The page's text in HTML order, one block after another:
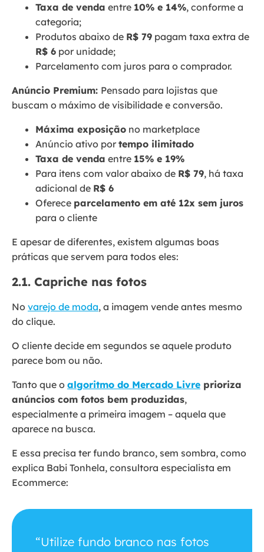
Taxa de venda entre 10% e 14%, conforme a
categoria;
Produtos abaixo de R$ 79 pagam taxa extra de
R$ 6 por unidade;
Parcelamento com juros para o comprador.
Anúncio Premium: Pensado para lojistas que
buscam o máximo de visibilidade e conversão.
Máxima exposição no marketplace
Anúncio ativo por tempo ilimitado
Taxa de venda entre 15% e 19%
Para itens com valor abaixo de R$ 79, há taxa
adicional de R$ 6
Oferece parcelamento em até 12x sem juros
para o cliente
E apesar de diferentes, existem algumas boas
práticas que servem para todos eles:
2.1. Capriche nas fotos
No varejo de moda, a imagem vende antes mesmo
do clique.
O cliente decide em segundos se aquele produto
parece bom ou não.
Tanto que o algoritmo do Mercado Livre prioriza
anúncios com fotos bem produzidas,
especialmente a primeira imagem – aquela que
aparece na busca.
E essa precisa ter fundo branco, sem sombra, como
explica Babi Tonhela, consultora especialista em
Ecommerce:
“Utilize fundo branco nas fotos